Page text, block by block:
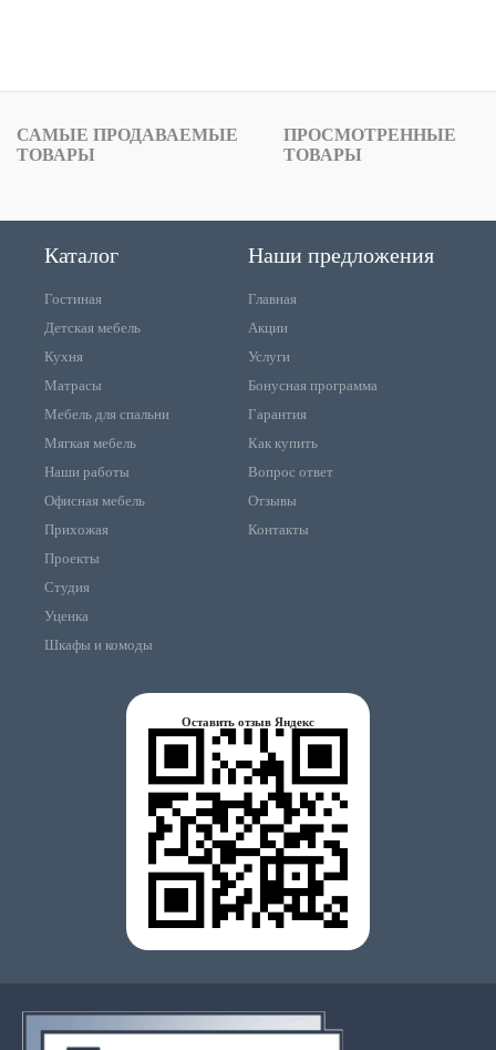
САМЫЕ ПРОДАВАЕМЫЕ
ТОВАРЫ
ПРОСМОТРЕННЫЕ
ТОВАРЫ
Каталог
Гостиная
Детская мебель
Кухня
Матрасы
Мебель для спальни
Мягкая мебель
Наши работы
Офисная мебель
Прихожая
Проекты
Студия
Уценка
Шкафы и комоды
Наши предложения
Главная
Акции
Услуги
Бонусная программа
Гарантия
Как купить
Вопрос ответ
Отзывы
Контакты
Оставить отзыв Яндекс